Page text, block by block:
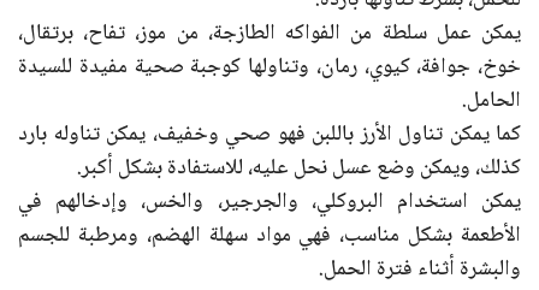
يمكن عمل سلطة من الفواكه الطازجة، من موز، تفاح، برتقال،
خوخ، جوافة، كيوي، رمان، وتناولها كوجبة صحية مفيدة للسيدة
الحامل.
كما يمكن تناول الأرز باللبن فهو صحي وخفيف، يمكن تناوله بارد
كذلك، ويمكن وضع عسل نحل عليه، للاستفادة بشكل أكبر.
يمكن استخدام البروكلي، والجرجير، والخس، وإدخالهم في
الأطعمة بشكل مناسب، فهي مواد سهلة الهضم، ومرطبة للجسم
والبشرة أثناء فترة الحمل.